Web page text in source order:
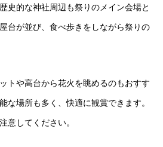
史的な神社周辺も祭りのメイン会場と
台が並び、食べ歩きをしながら祭りの
トや高台から花火を眺めるのもおすす
な場所も多く、快適に観賞できます。
意してください。